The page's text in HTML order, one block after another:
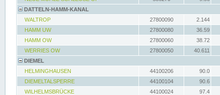
DATTELN-HAMM-KANAL
WALTROP
27800090
2.144
HAMM UW
27800080
36.59
HAMM OW
27800060
38.72
WERRIES OW
27800050
40.611
DIEMEL
HELMINGHAUSEN
44100206
90.0
DIEMELTALSPERRE
44100104
90.6
WILHELMSBRÜCKE
44100024
97.4